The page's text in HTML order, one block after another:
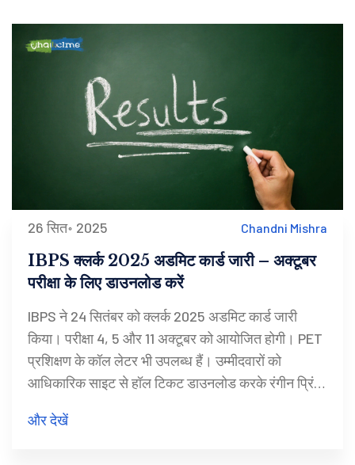
26 सित॰ 2025 Chandni Mishra
IBPS क्लर्क 2025 अडमिट कार्ड जारी – अक्टूबर
परीक्षा के लिए डाउनलोड करें
IBPS ने 24 सितंबर को क्लर्क 2025 अडमिट कार्ड जारी
किया। परीक्षा 4, 5 और 11 अक्टूबर को आयोजित होगी। PET
प्रशिक्षण के कॉल लेटर भी उपलब्ध हैं। उम्मीदवारों को
आधिकारिक साइट से हॉल टिकट डाउनलोड करके रंगीन प्रिंट
भेजी जाएगी।
और देखें